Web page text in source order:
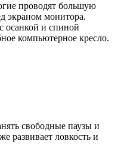
проводят большую
экраном монитора.
осанкой и спиной
компьютерное кресло.
свободные паузы и
развивает ловкость и